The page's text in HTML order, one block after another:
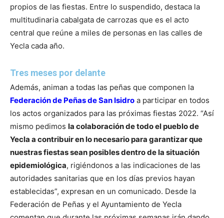
propios de las fiestas. Entre lo suspendido, destaca la
multitudinaria cabalgata de carrozas que es el acto
central que reúne a miles de personas en las calles de
Yecla cada año.
Tres meses por delante
Además, animan a todas las peñas que componen la
Federación de Peñas de San Isidro a participar en todos
los actos organizados para las próximas fiestas 2022. “Así
mismo pedimos la colaboración de todo el pueblo de
Yecla a contribuir en lo necesario para garantizar que
nuestras fiestas sean posibles dentro de la situación
epidemiológica, rigiéndonos a las indicaciones de las
autoridades sanitarias que en los días previos hayan
establecidas”, expresan en un comunicado. Desde la
Federación de Peñas y el Ayuntamiento de Yecla